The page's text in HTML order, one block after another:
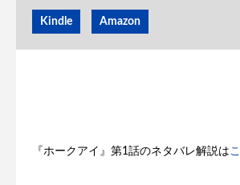
Kindle Amazon
『ホークアイ』第1話のネタバレ解説は